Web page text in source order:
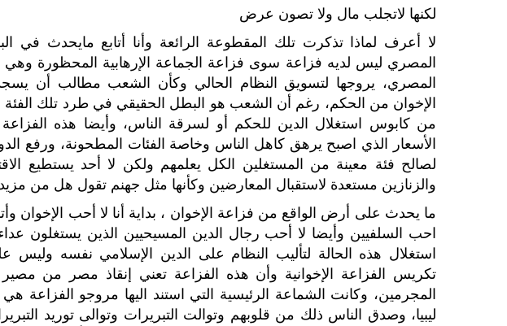
لكنها لاتجلب مال ولا تصون عرض
المصري ليس لديه فزاعة سوى فزاعة الجماعة الإرهابية المحظورة وهي
المصري، يروجها لتسويق النظام الحالي وكأن الشعب مطالب أن
الإخوان من الحكم، رغم أن الشعب هو البطل الحقيقي في طرد تلك الفئة
من كابوس استغلال الدين للحكم أو لسرقة الناس، وأيضا هذه الفزاعة
الأسعار الذي اصبح يرهق كاهل الناس وخاصة الفئات المطحونة، ورفع
لصالح فئة معينة من المستغلين الكل يعلمهم ولكن لا أحد يستطيع
والزنازين مستعدة لاستقبال المعارضين وكأنها مثل جهنم تقول هل من
ما يحدث على أرض الواقع من فزاعة الإخوان ، بداية أنا لا أحب الإخوان
احب السلفيين وأيضا لا أحب رجال الدين المسيحيين الذين يستغلون
استغلال هذه الحالة لتأليب النظام على الدين الإسلامي نفسه وليس
تكريس الفزاعة الإخوانية وأن هذه الفزاعة تعني إنقاذ مصر من
المجرمين، وكانت الشماعة الرئيسية التي استند اليها مروجو
ليبيا، وصدق الناس ذلك من قلوبهم وتوالت التبريرات وتوالى توريد